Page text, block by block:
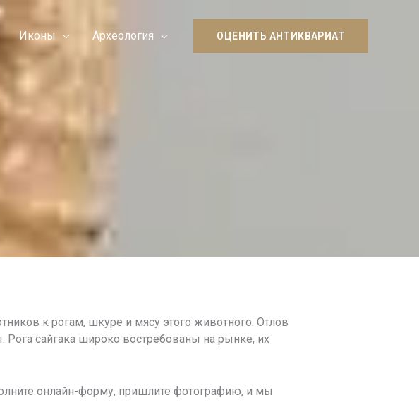
Иконы Археология ОЦЕНИТЬ АНТИКВАРИАТ
к рогам, шкуре и мясу этого животного. Отлов
сайгака широко востребованы на рынке, их
онлайн-форму, пришлите фотографию, и мы